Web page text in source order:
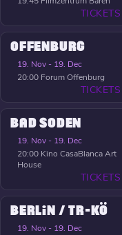
TICKETS
OFFENBURG
19. Nov - 19. Dec
20:00 Forum Offenburg
TICKETS
BAD SODEN
19. Nov - 19. Dec
20:00 Kino CasaBlanca Art
House
TICKETS
BERLIN / TR-KÖ
19. Nov - 19. Dec